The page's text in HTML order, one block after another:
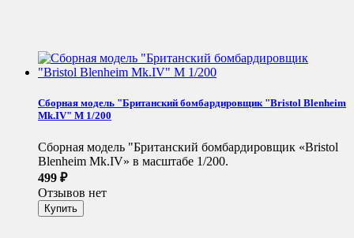
Сборная модель "Британский бомбардировщик "Bristol Blenheim
Mk.IV" М 1/200
Сборная модель "Британский бомбардировщик «Bristol
Blenheim Mk.IV» в масштабе 1/200.
499 ₽
Отзывов нет